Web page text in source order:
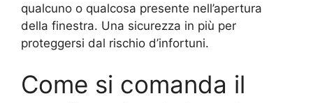
qualcuno o qualcosa presente nell’apertura
della finestra. Una sicurezza in più per
proteggersi dal rischio d’infortuni.
Come si comanda il